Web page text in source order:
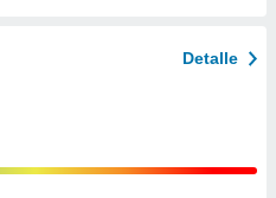
Detalle